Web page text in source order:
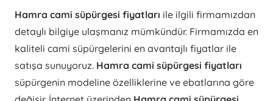
Hamra cami süpürgesi fiyatları ile ilgili firmamızdan
detaylı bilgiye ulaşmanız mümkündür. Firmamızda en
kaliteli cami süpürgelerini en avantajlı fiyatlar ile
satışa sunuyoruz. Hamra cami süpürgesi fiyatları
süpürgenin modeline özelliklerine ve ebatlarına göre